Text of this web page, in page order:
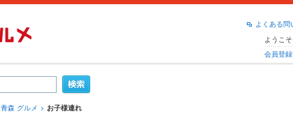
よくある問
ようこそ
会員登録
青森 グルメ お子様連れ